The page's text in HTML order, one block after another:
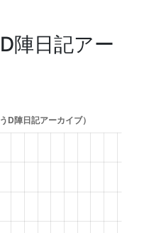
陣日記アー